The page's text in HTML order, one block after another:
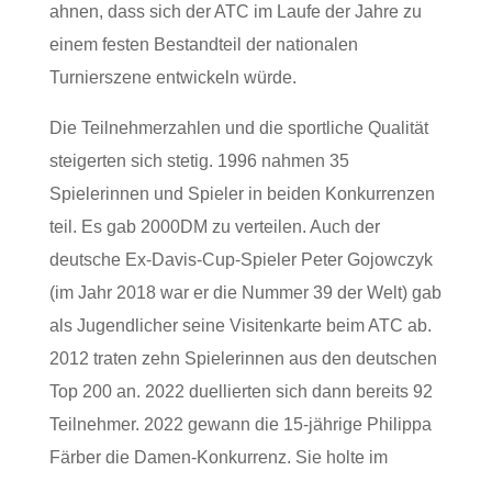
ahnen, dass sich der ATC im Laufe der Jahre zu
einem festen Bestandteil der nationalen
Turnierszene entwickeln würde.
Die Teilnehmerzahlen und die sportliche Qualität
steigerten sich stetig. 1996 nahmen 35
Spielerinnen und Spieler in beiden Konkurrenzen
teil. Es gab 2000DM zu verteilen. Auch der
deutsche Ex-Davis-Cup-Spieler Peter Gojowczyk
(im Jahr 2018 war er die Nummer 39 der Welt) gab
als Jugendlicher seine Visitenkarte beim ATC ab.
2012 traten zehn Spielerinnen aus den deutschen
Top 200 an. 2022 duellierten sich dann bereits 92
Teilnehmer. 2022 gewann die 15-jährige Philippa
Färber die Damen-Konkurrenz. Sie holte im